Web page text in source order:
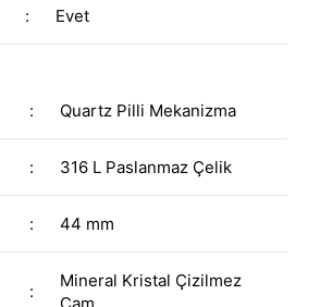
: Evet
: Quartz Pilli Mekanizma
: 316 L Paslanmaz Çelik
: 44 mm
:
Mineral Kristal Çizilmez